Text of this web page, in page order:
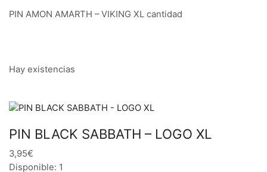
PIN AMON AMARTH – VIKING XL cantidad
Hay existencias
PIN BLACK SABBATH – LOGO XL
3,95€
Disponible: 1